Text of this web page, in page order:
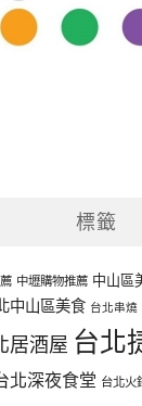
標籤
中壢購物推薦 中山區
中山區美食 台北串燒
居酒屋 台北
北深夜食堂 台北火